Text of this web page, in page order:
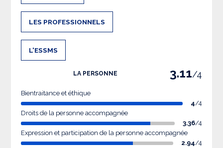
LES PROFESSIONNELS
L'ESSMS
LA PERSONNE 3.11/4
Bientraitance et éthique
4/4
Droits de la personne accompagnée
3.36/4
Expression et participation de la personne accompagnée
2.94/4